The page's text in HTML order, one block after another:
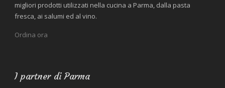
migliori prodotti utilizzati nella cucina a Parma, dalla pasta
fresca, ai salumi ed al vino.
Ordina ora
I partner di Parma